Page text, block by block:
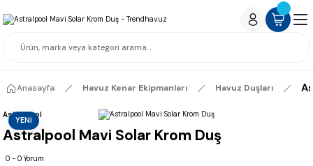
Anasayfa Havuz Kenar Ekipmanları Havuz Duşları
YENİ
Astralpool
Astralpool Mavi Solar Krom Duş
0 - 0 Yorum